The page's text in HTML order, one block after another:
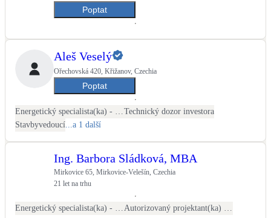
Poptat
Aleš Veselý
Ořechovská 420, Křižanov, Czechia
Poptat
Technický dozor investora
Stavbyvedoucí ...a 1 další
Ing. Barbora Sládková, MBA
Mirkovice 65, Mirkovice-Velešín, Czechia
21 let na trhu